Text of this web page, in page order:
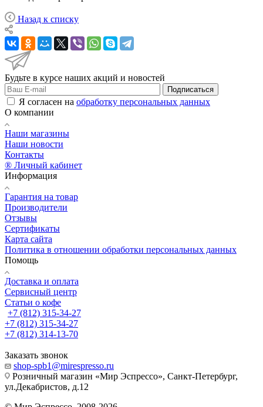
Назад к списку
Будьте в курсе наших акций и новостей
Подписаться
Я согласен на обработку персональных данных
О компании
Наши магазины
Наши новости
Контакты
® Личный кабинет
Информация
Гарантия на товар
Производители
Отзывы
Сертификаты
Карта сайта
Политика в отношении обработки персональных данных
Помощь
Доставка и оплата
Сервисный центр
Статьи о кофе
+7 (812) 315-34-27
+7 (812) 315-34-27
+7 (812) 314-13-70
Заказать звонок
shop-spb1@mirespresso.ru
Розничный магазин «Мир Эспрессо», Санкт-Петербург,
ул.Декабристов, д.12